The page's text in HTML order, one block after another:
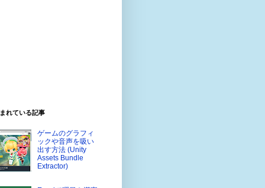
れている記事
ゲームのグラフィ
ックや音声を吸い
出す方法 (Unity
Assets Bundle
Extractor)